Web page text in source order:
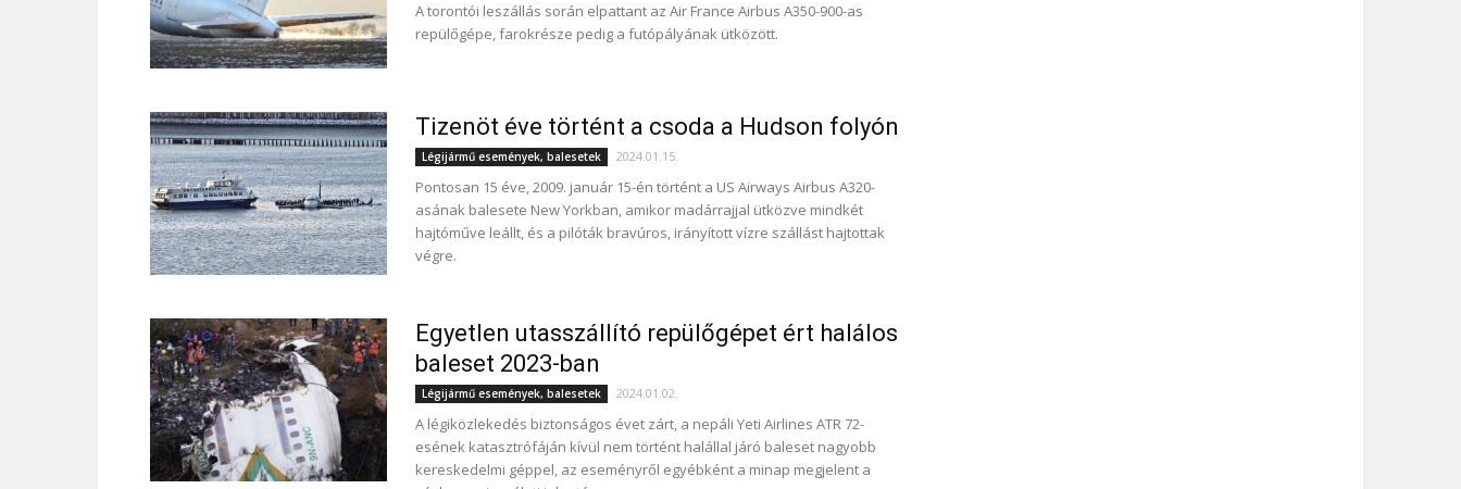
A torontói leszállás során elpattant az Air France Airbus A350-900-as
repülőgépe, farokrésze pedig a futópályának ütközött.
Tizenöt éve történt a csoda a Hudson folyón
Légijármű események, balesetek 2024.01.15.
Pontosan 15 éve, 2009. január 15-én történt a US Airways Airbus A320-
asának balesete New Yorkban, amikor madárrajjal ütközve mindkét
hajtóműve leállt, és a pilóták bravúros, irányított vízre szállást hajtottak
végre.
Egyetlen utasszállító repülőgépet ért halálos
baleset 2023-ban
Légijármű események, balesetek 2024.01.02.
A légiközlekedés biztonságos évet zárt, a nepáli Yeti Airlines ATR 72-
esének katasztrófáján kívül nem történt halállal járó baleset nagyobb
kereskedelmi géppel, az eseményről egyébként a minap megjelent a